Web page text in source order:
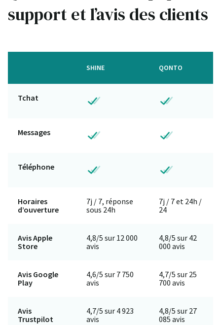
support et l’avis des clients
SHINE QONTO
Tchat
Messages
Téléphone
Horaires
d’ouverture
7j / 7, réponse
sous 24h
7j / 7 et 24h /
24
Avis Apple
Store
4,8/5 sur 12 000
avis
4,8/5 sur 42
000 avis
Avis Google
Play
4,6/5 sur 7 750
avis
4,7/5 sur 25
700 avis
Avis
Trustpilot
4,7/5 sur 4 923
avis
4,8/5 sur 27
085 avis